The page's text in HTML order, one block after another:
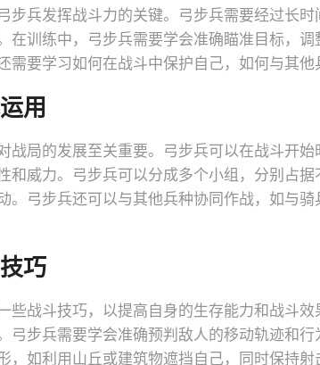
步兵发挥战斗力的关键。弓步兵需要经过长
在训练中，弓步兵需要学会准确瞄准目标，
需要学习如何在战斗中保护自己，如何与其他
用
战局的发展至关重要。弓步兵可以在战斗开
和威力。弓步兵可以分成多个小组，分别占
。弓步兵还可以与其他兵种协同作战，如与
巧
些战斗技巧，以提高自身的生存能力和战斗
弓步兵需要学会准确预判敌人的移动轨迹和
，如利用山丘或建筑物遮挡自己，同时保持射